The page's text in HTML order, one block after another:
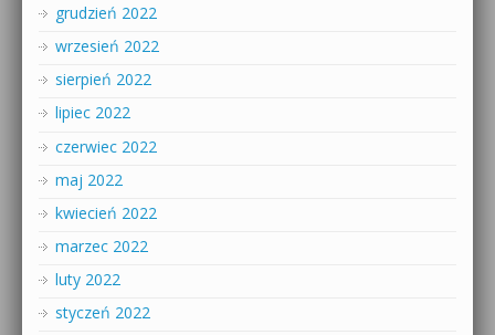
grudzień 2022
wrzesień 2022
sierpień 2022
lipiec 2022
czerwiec 2022
maj 2022
kwiecień 2022
marzec 2022
luty 2022
styczeń 2022